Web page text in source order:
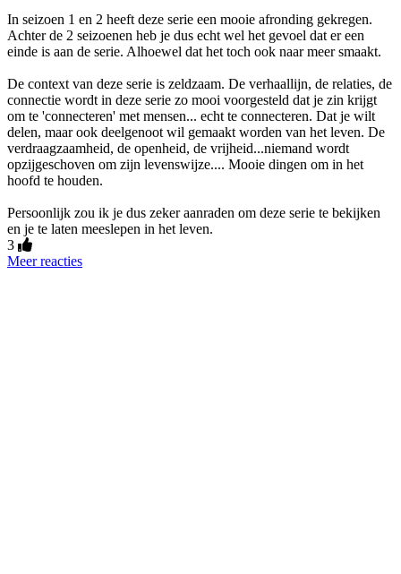
In seizoen 1 en 2 heeft deze serie een mooie afronding gekregen.
Achter de 2 seizoenen heb je dus echt wel het gevoel dat er een
einde is aan de serie. Alhoewel dat het toch ook naar meer smaakt.
De context van deze serie is zeldzaam. De verhaallijn, de relaties, de
connectie wordt in deze serie zo mooi voorgesteld dat je zin krijgt
om te 'connecteren' met mensen... echt te connecteren. Dat je wilt
delen, maar ook deelgenoot wil gemaakt worden van het leven. De
verdraagzaamheid, de openheid, de vrijheid...niemand wordt
opzijgeschoven om zijn levenswijze.... Mooie dingen om in het
hoofd te houden.
Persoonlijk zou ik je dus zeker aanraden om deze serie te bekijken
en je te laten meeslepen in het leven.
3
Meer reacties